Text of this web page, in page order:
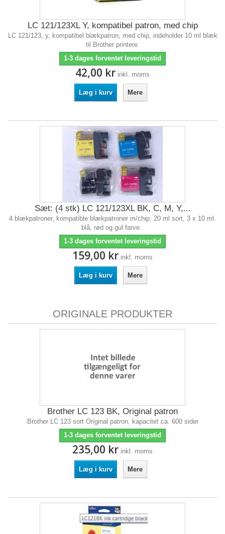
LC 121/123XL Y, kompatibel patron, med chip
LC 121/123, y, kompatibel blækpatron, med chip, indeholder 10 ml blæk
til Brother printere.
1-3 dages forventet leveringstid
42,00 kr inkl. moms
Læg i kurv Mere
Sæt: (4 stk) LC 121/123XL BK, C, M, Y,...
4 blækpatroner, kompatible blækpatroner m/chip. 20 ml sort, 3 x 10 ml.
blå, rød og gul farve.
1-3 dages forventet leveringstid
159,00 kr inkl. moms
Læg i kurv Mere
ORIGINALE PRODUKTER
Brother LC 123 BK, Original patron
Brother LC 123 sort Original patron, kapacitet ca. 600 sider
1-3 dages forventet leveringstid
235,00 kr inkl. moms
Læg i kurv Mere